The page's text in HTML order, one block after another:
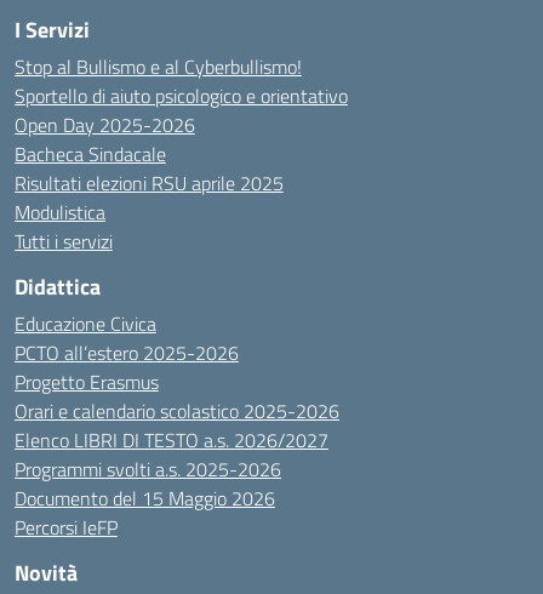
I Servizi
Stop al Bullismo e al Cyberbullismo!
Sportello di aiuto psicologico e orientativo
Open Day 2025-2026
Bacheca Sindacale
Risultati elezioni RSU aprile 2025
Modulistica
Tutti i servizi
Didattica
Educazione Civica
PCTO all’estero 2025-2026
Progetto Erasmus
Orari e calendario scolastico 2025-2026
Elenco LIBRI DI TESTO a.s. 2026/2027
Programmi svolti a.s. 2025-2026
Documento del 15 Maggio 2026
Percorsi IeFP
Novità